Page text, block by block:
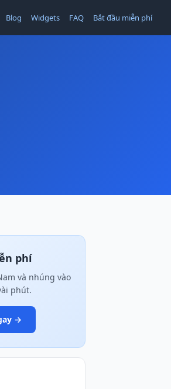
Blog Widgets FAQ Bắt đầu miễn phí
phí
và nhúng vào
phút.
→